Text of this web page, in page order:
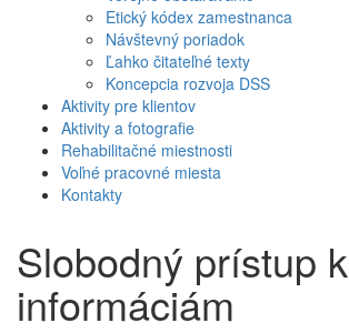
Etický kódex zamestnanca
Návštevný poriadok
Ľahko čitateľné texty
Koncepcia rozvoja DSS
Aktivity pre klientov
Aktivity a fotografie
Rehabilitačné miestnosti
Voľné pracovné miesta
Kontakty
Slobodný prístup k
informáciám